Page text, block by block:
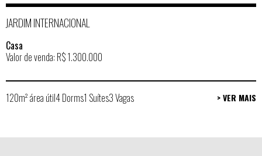
JARDIM INTERNACIONAL
Casa
Valor de venda: R$ 1.300.000
120m² área útil4 Dorms1 Suítes3 Vagas > VER MAIS